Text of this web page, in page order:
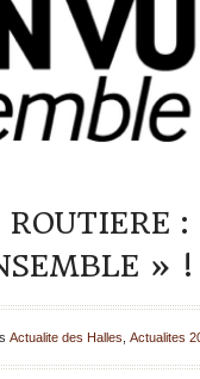
» !
Actualite des Halles Actualites